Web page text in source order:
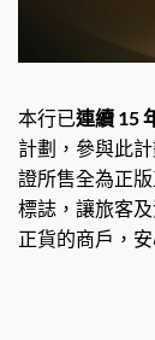
本行已連續 15
計劃，參與此
證所售全為正
標誌，讓旅客
正貨的商戶，